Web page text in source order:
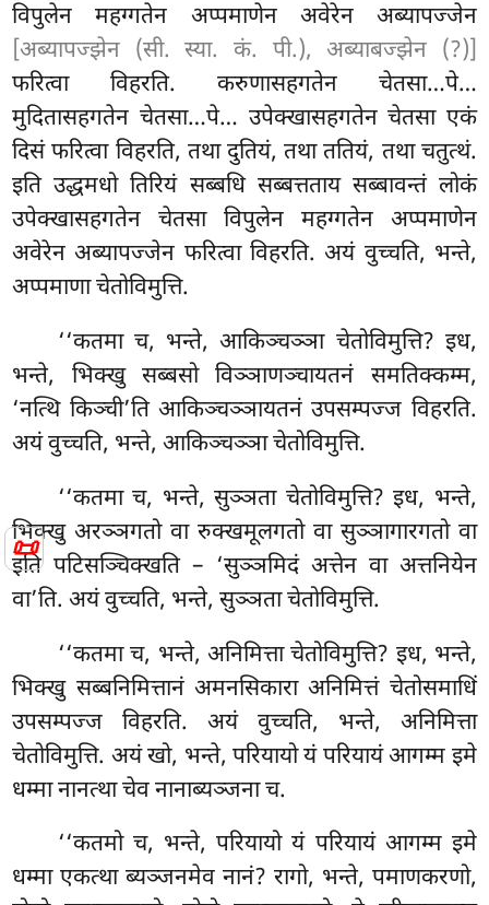
📜
विपुलेन महग्गतेन अप्पमाणेन अवेरेन अब्यापज्जेन
[अब्यापज्झेन (सी. स्या. कं. पी.), अब्याबज्झेन (?)]
फरित्वा विहरति. करुणासहगतेन चेतसा…पे…
मुदितासहगतेन चेतसा…पे… उपेक्खासहगतेन चेतसा एकं
दिसं फरित्वा विहरति, तथा दुतियं, तथा ततियं, तथा चतुत्थं.
इति उद्धमधो तिरियं सब्बधि सब्बत्तताय सब्बावन्तं लोकं
उपेक्खासहगतेन चेतसा विपुलेन महग्गतेन अप्पमाणेन
अवेरेन अब्यापज्जेन फरित्वा विहरति. अयं वुच्चति, भन्ते,
अप्पमाणा चेतोविमुत्ति.
‘‘कतमा च, भन्ते, आकिञ्चञ्ञा चेतोविमुत्ति? इध,
भन्ते, भिक्खु सब्बसो विञ्ञाणञ्चायतनं समतिक्कम्म,
‘नत्थि किञ्ची’ति आकिञ्चञ्ञायतनं उपसम्पज्ज विहरति.
अयं वुच्चति, भन्ते, आकिञ्चञ्ञा चेतोविमुत्ति.
‘‘कतमा च, भन्ते, सुञ्ञता चेतोविमुत्ति? इध, भन्ते,
भिक्खु अरञ्ञगतो वा रुक्खमूलगतो वा सुञ्ञागारगतो वा
इति पटिसञ्चिक्खति – ‘सुञ्ञमिदं अत्तेन वा अत्तनियेन
वा’ति. अयं वुच्चति, भन्ते, सुञ्ञता चेतोविमुत्ति.
‘‘कतमा च, भन्ते, अनिमित्ता चेतोविमुत्ति? इध, भन्ते,
भिक्खु सब्बनिमित्तानं अमनसिकारा अनिमित्तं चेतोसमाधिं
उपसम्पज्ज विहरति. अयं वुच्चति, भन्ते, अनिमित्ता
चेतोविमुत्ति. अयं खो, भन्ते, परियायो यं परियायं आगम्म इमे
धम्मा नानत्था चेवनानाब्यञ्जना च.
‘‘कतमो च, भन्ते, परियायो यं परियायं आगम्म इमे
धम्मा एकत्था ब्यञ्जनमेव नानं? रागो, भन्ते, पमाणकरणो,